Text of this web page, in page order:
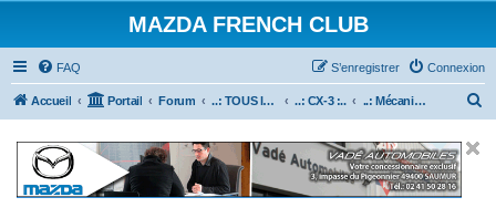
MAZDA FRENCH CLUB
FAQ Connexion
S’enregistrer
Accueil Portail Forum ..: TOUS les Véhicules MAZDA :.. ..: CX-3 :.. ..: Mécanique (CX-3) :..